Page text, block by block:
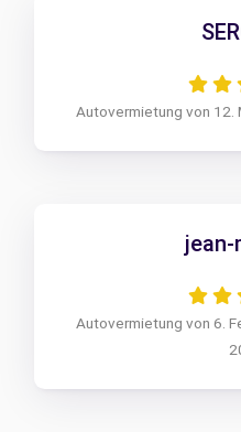
Autovermietung von 12.
jean-
Autovermietung von 6.